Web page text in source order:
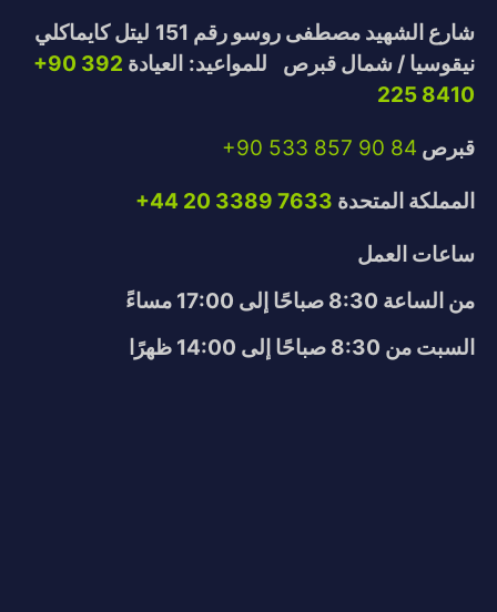
شارع الشهيد مصطفى روسو رقم 151
ليتل كايماكلي
نيقوسيا / شمال قبرص
للمواعيد: العيادة
+90 392
225 8410
قبرص +90 533 857 90 84
المملكة المتحدة +44 20 3389 7633
ساعات العمل
من الساعة 8:30 صباحًا إلى 17:00 مساءً
السبت من 8:30 صباحًا إلى 14:00 ظهرًا